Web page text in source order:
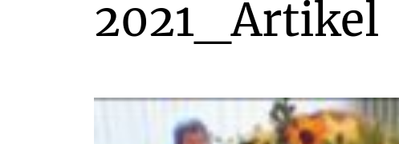
2021_Artikel